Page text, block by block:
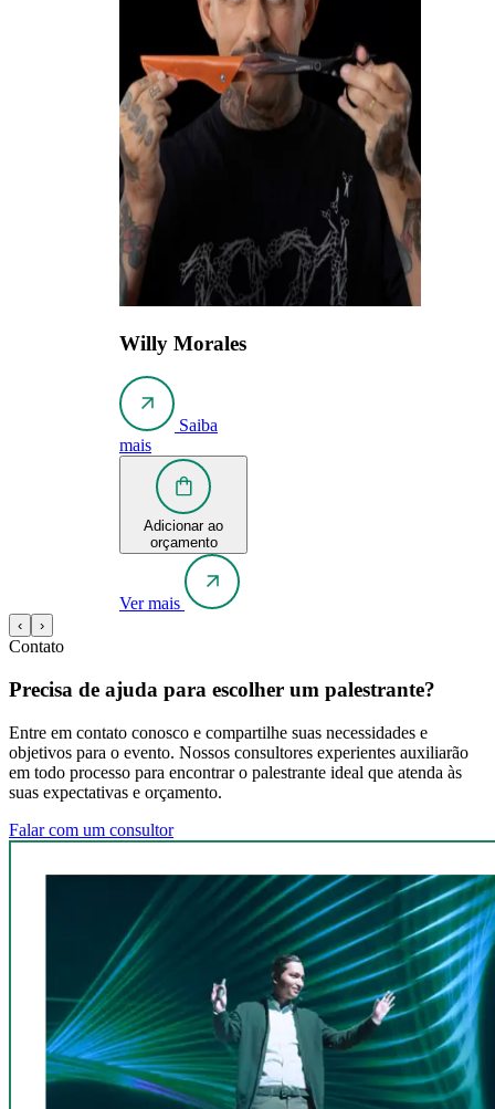
Willy Morales
Saiba
mais
Adicionar ao
orçamento
Ver mais
‹ ›
Contato
Precisa de ajuda para escolher um palestrante?
Entre em contato conosco e compartilhe suas necessidades e
objetivos para o evento. Nossos consultores experientes auxiliarão
em todo processo para encontrar o palestrante ideal que atenda às
suas expectativas e orçamento.
Falar com um consultor